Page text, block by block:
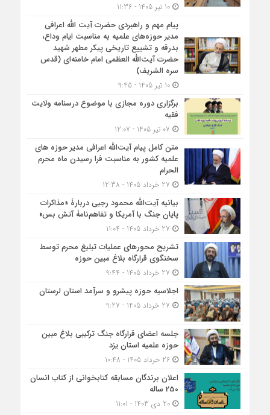
10 تیر 1405 - 11:36
پیام مهم و راهبردی حضرت آیت الله اعرافی
مدیر حوزه‌های علمیه به مناسبت ایام وداع،
بدرقه و تشییع تاریخی پیکر مطهر شهید
حضرت آیت‌الله العظمی امام خامنه‌ای (قدس
سره الشریف)
10 تیر 1405 - 9:45
برگزاری دوره مجازی با موضوع درسنامه ولایت
فقیه
متن کامل پیام آیت‌الله اعرافی مدیر حوزه های
علمیه کشور به مناسبت فرا رسیدن ماه محرم
الحرام
بیانیه آیت‌الله محمود رجبی دربارۀ «مذاکرات
پایان جنگ با آمریکا و تفاهم‌نامۀ آتش بس»
تشریح محورهای عملیات تبلیغ محرم توسط
سخنگوی قرارگاه بلاغ مبین حوزه
اجلاسیه حوزه پیشرو و سرآمد استان لرستان
جلسه اعضای قرارگاه جنگ ترکیبی بلاغ مبین
حوزه علمیه استان یزد
26 خرداد 1405 - 10:48
اعلان برندگان مسابقه کتابخوانی از کتاب انسان
250 ساله
20 دی 1403 - 11:01